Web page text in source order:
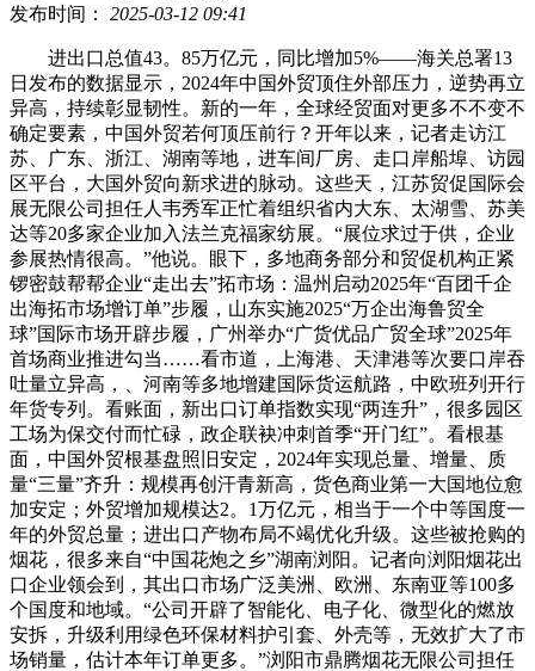
发布时间： 2025-03-12 09:41
进出口总值43。85万亿元，同比增加5%——海关总署13
日发布的数据显示，2024年中国外贸顶住外部压力，逆势再立
异高，持续彰显韧性。新的一年，全球经贸面对更多不不变不
确定要素，中国外贸若何顶压前行？开年以来，记者走访江
苏、广东、浙江、湖南等地，进车间厂房、走口岸船埠、访园
区平台，大国外贸向新求进的脉动。这些天，江苏贸促国际会
展无限公司担任人韦秀军正忙着组织省内大东、太湖雪、苏美
达等20多家企业加入法兰克福家纺展。“展位求过于供，企业
参展热情很高。”他说。眼下，多地商务部分和贸促机构正紧
锣密鼓帮帮企业“走出去”拓市场：温州启动2025年“百团千企
出海拓市场增订单”步履，山东实施2025“万企出海鲁贸全
球”国际市场开辟步履，广州举办“广货优品广贸全球”2025年
首场商业推进勾当……看市道，上海港、天津港等次要口岸吞
吐量立异高，、河南等多地增建国际货运航路，中欧班列开行
年货专列。看账面，新出口订单指数实现“两连升”，很多园区
工场为保交付而忙碌，政企联袂冲刺首季“开门红”。看根基
面，中国外贸根基盘照旧安定，2024年实现总量、增量、质
量“三量”齐升：规模再创汗青新高，货色商业第一大国地位愈
加安定；外贸增加规模达2。1万亿元，相当于一个中等国度一
年的外贸总量；进出口产物布局不竭优化升级。这些被抢购的
烟花，很多来自“中国花炮之乡”湖南浏阳。记者向浏阳烟花出
口企业领会到，其出口市场广泛美洲、欧洲、东南亚等100多
个国度和地域。“公司开辟了智能化、电子化、微型化的燃放
安拆，升级利用绿色环保材料护引套、外壳等，无效扩大了市
场销量，估计本年订单更多。”浏阳市鼎腾烟花无限公司担任